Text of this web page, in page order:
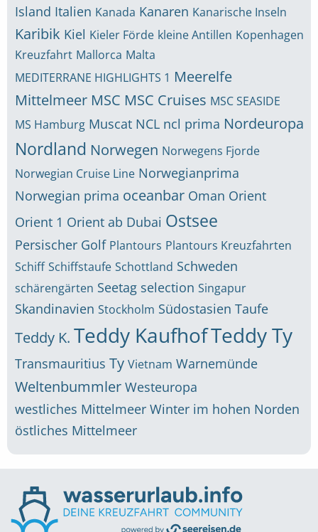
Island Italien Kanada Kanaren Kanarische Inseln
Karibik Kiel Kieler Förde kleine Antillen Kopenhagen
Kreuzfahrt Mallorca Malta
MEDITERRANE HIGHLIGHTS 1 Meerelfe
Mittelmeer MSC MSC Cruises MSC SEASIDE
MS Hamburg Muscat NCL ncl prima Nordeuropa
Nordland Norwegen Norwegens Fjorde
Norwegian Cruise Line Norwegianprima
Norwegian prima oceanbar Oman Orient
Orient 1 Orient ab Dubai Ostsee
Persischer Golf Plantours Plantours Kreuzfahrten
Schiff Schiffstaufe Schottland Schweden
schärengärten Seetag selection Singapur
Skandinavien Stockholm Südostasien Taufe
Teddy K. Teddy KaufhofTeddy Ty
Transmauritius Ty Vietnam Warnemünde
Weltenbummler Westeuropa
westliches Mittelmeer Winter im hohen Norden
östliches Mittelmeer